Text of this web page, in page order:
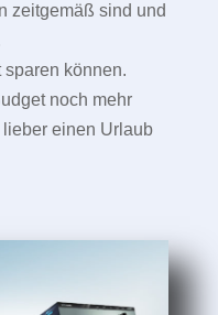
zeitgemäß sind und
können.
noch mehr
einen Urlaub